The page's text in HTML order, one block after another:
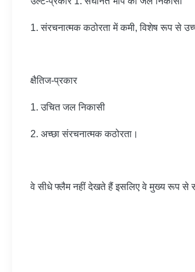
1. संरचनात्मक कठोरता में कमी, विशेष रूप से
क्षैतिज-प्रकार
1. उचित जल निकासी
2. अच्छा संरचनात्मक कठोरता।
वे सीधे फ्लैम नहीं देखते हैं इसलिए वे मुख्य रूप से